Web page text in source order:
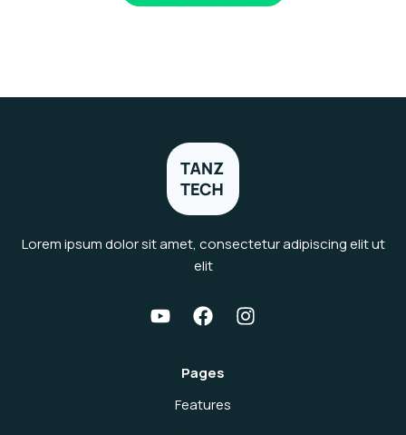
Lorem ipsum dolor sit amet, consectetur adipiscing elit ut
elit
Pages
Features